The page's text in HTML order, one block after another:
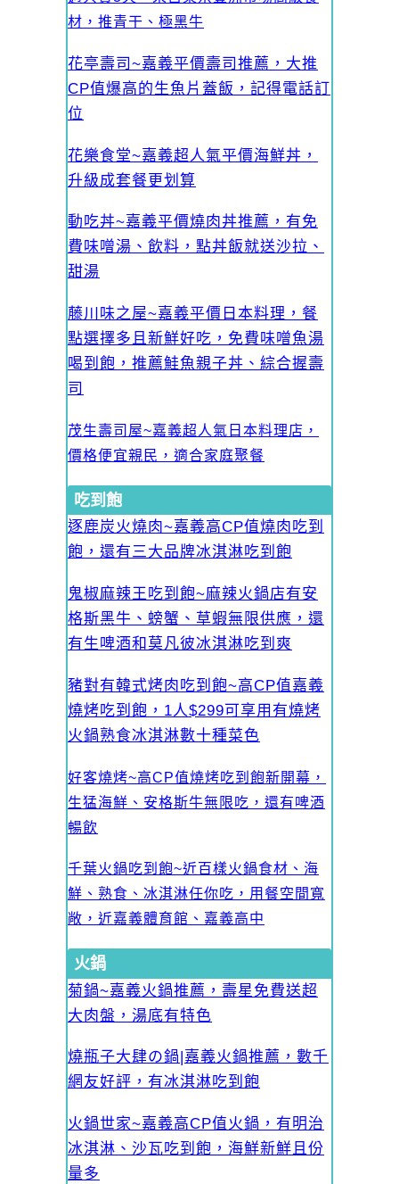
材，推青干、極黑牛
花亭壽司~嘉義平價壽司推薦，大推
CP值爆高的生魚片蓋飯，記得電話訂
位
花樂食堂~嘉義超人氣平價海鮮丼，
升級成套餐更划算
動吃丼~嘉義平價燒肉丼推薦，有免
費味噌湯、飲料，點丼飯就送沙拉、
甜湯
藤川味之屋~嘉義平價日本料理，餐
點選擇多且新鮮好吃，免費味噌魚湯
喝到飽，推薦鮭魚親子丼、綜合握壽
司
茂生壽司屋~嘉義超人氣日本料理店，
價格便宜親民，適合家庭聚餐
吃到飽
逐鹿炭火燒肉~嘉義高CP值燒肉吃到
飽，還有三大品牌冰淇淋吃到飽
鬼椒麻辣王吃到飽~麻辣火鍋店有安
格斯黑牛、螃蟹、草蝦無限供應，還
有生啤酒和莫凡彼冰淇淋吃到爽
豬對有韓式烤肉吃到飽~高CP值嘉義
燒烤吃到飽，1人$299可享用有燒烤
火鍋熟食冰淇淋數十種菜色
好客燒烤~高CP值燒烤吃到飽新開幕，
生猛海鮮、安格斯牛無限吃，還有啤酒
暢飲
千葉火鍋吃到飽~近百樣火鍋食材、海
鮮、熟食、冰淇淋任你吃，用餐空間寬
敞，近嘉義體育館、嘉義高中
火鍋
菊鍋~嘉義火鍋推薦，壽星免費送超
大肉盤，湯底有特色
燒瓶子大肆の鍋|嘉義火鍋推薦，數千
網友好評，有冰淇淋吃到飽
火鍋世家~嘉義高CP值火鍋，有明治
冰淇淋、沙瓦吃到飽，海鮮新鮮且份
量多